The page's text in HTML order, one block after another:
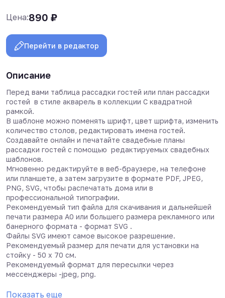
Цена:890 ₽
Перейти в редактор
Описание
Перед вами таблица рассадки гостей или план рассадки
гостей в стиле акварель в коллекции С квадратной
рамкой.
В шаблоне можно поменять шрифт, цвет шрифта, изменить
количество столов, редактировать имена гостей.
Создавайте онлайн и печатайте свадебные планы
рассадки гостей с помощью редактируемых свадебных
шаблонов.
Мгновенно редактируйте в веб-браузере, на телефоне
или планшете, а затем загрузите в формате PDF, JPEG,
PNG, SVG, чтобы распечатать дома или в
профессиональной типографии.
Рекомендуемый тип файла для скачивания и дальнейшей
печати размера А0 или большего размера рекламного или
банерного формата - формат SVG .
Файлы SVG имеют самое высокое разрешение.
Рекомендуемый размер для печати для установки на
стойку - 50 х 70 см.
Рекомендуемый формат для пересылки через
мессенджеры -jpeg, png.
Показать еще